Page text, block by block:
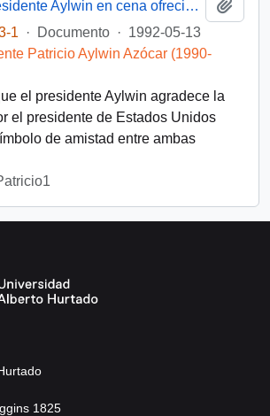
Discurso del presidente Aylwin en cena ofrecida por el presidente de Estados Unidos, D. George Bush
1
· Documento · 1992-05-13
Patricio Aylwin Azócar (1990-
el presidente Aylwin agradece la
el presidente de Estados Unidos
de amistad entre ambas
1825